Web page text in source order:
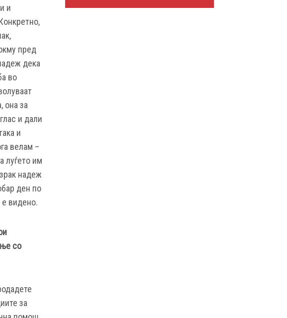
и
пред
дека
во
она за
и дали
и
велам –
луѓето им
надеж
ден по
е видено.
со
за